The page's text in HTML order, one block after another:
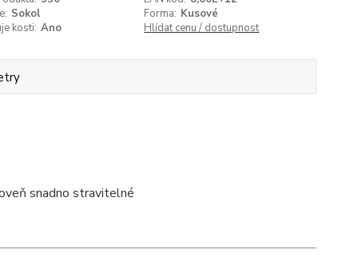
Sokol Forma: Kusové
kosti: Ano Hlídat cenu / dostupnost
snadno stravitelné